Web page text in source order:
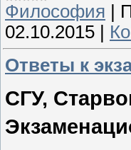
Философия
02.10.2015
Ответы к
СГУ,